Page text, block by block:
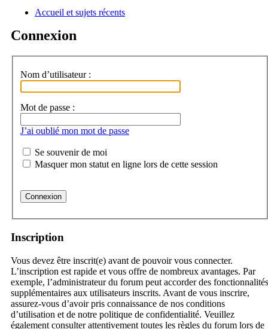
Accueil et sujets récents
Connexion
Nom d’utilisateur :
Mot de passe :
J’ai oublié mon mot de passe
Se souvenir de moi
Masquer mon statut en ligne lors de cette session
Inscription
Vous devez être inscrit(e) avant de pouvoir vous connecter.
L’inscription est rapide et vous offre de nombreux avantages. Par
exemple, l’administrateur du forum peut accorder des fonctionnalités
supplémentaires aux utilisateurs inscrits. Avant de vous inscrire,
assurez-vous d’avoir pris connaissance de nos conditions
d’utilisation et de notre politique de confidentialité. Veuillez
également consulter attentivement toutes les règles du forum lors de